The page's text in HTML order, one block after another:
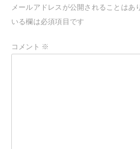
シ
ョ
メールアドレスが公開されることはあ
いる欄は必須項目です
コメント ※